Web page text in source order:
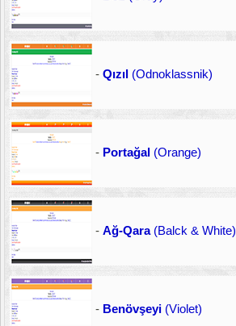
- Qızıl (Odnoklassnik)
- Portağal (Orange)
- Ağ-Qara(Balck & White)
- Benövşeyi (Violet)